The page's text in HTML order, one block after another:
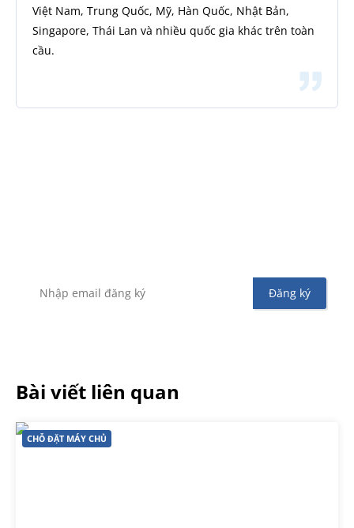
Việt Nam, Trung Quốc, Mỹ, Hàn Quốc, Nhật Bản,
Singapore, Thái Lan và nhiều quốc gia khác trên toàn
cầu.
Bài viết liên quan
CHỖ ĐẶT MÁY CHỦ